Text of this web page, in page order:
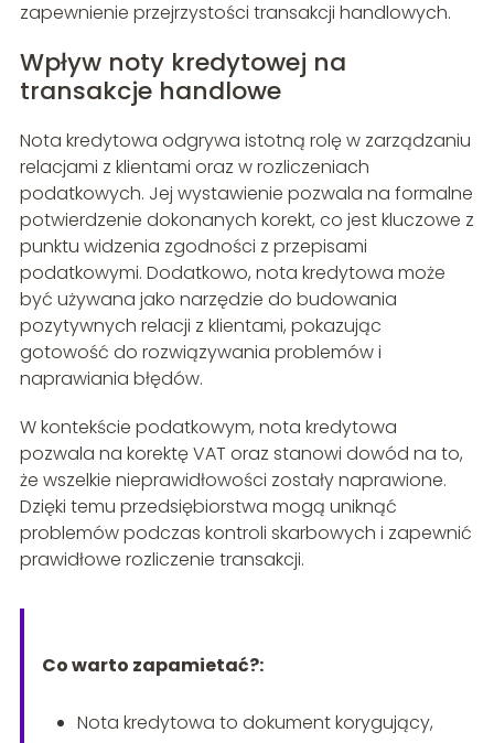
zapewnienie przejrzystości transakcji handlowych.
Wpływ noty kredytowej na
transakcje handlowe
Nota kredytowa odgrywa istotną rolę w zarządzaniu
relacjami z klientami oraz w rozliczeniach
podatkowych. Jej wystawienie pozwala na formalne
potwierdzenie dokonanych korekt, co jest kluczowe z
punktu widzenia zgodności z przepisami
podatkowymi. Dodatkowo, nota kredytowa może
być używana jako narzędzie do budowania
pozytywnych relacji z klientami, pokazując
gotowość do rozwiązywania problemów i
naprawiania błędów.
W kontekście podatkowym, nota kredytowa
pozwala na korektę VAT oraz stanowi dowód na to,
że wszelkie nieprawidłowości zostały naprawione.
Dzięki temu przedsiębiorstwa mogą uniknąć
problemów podczas kontroli skarbowych i zapewnić
prawidłowe rozliczenie transakcji.
Co warto zapamietać?:
Nota kredytowa to dokument korygujący,